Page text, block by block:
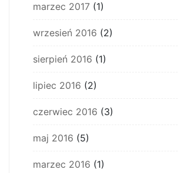
marzec 2017 (1)
wrzesień 2016 (2)
sierpień 2016 (1)
lipiec 2016 (2)
czerwiec 2016 (3)
maj 2016 (5)
marzec 2016 (1)